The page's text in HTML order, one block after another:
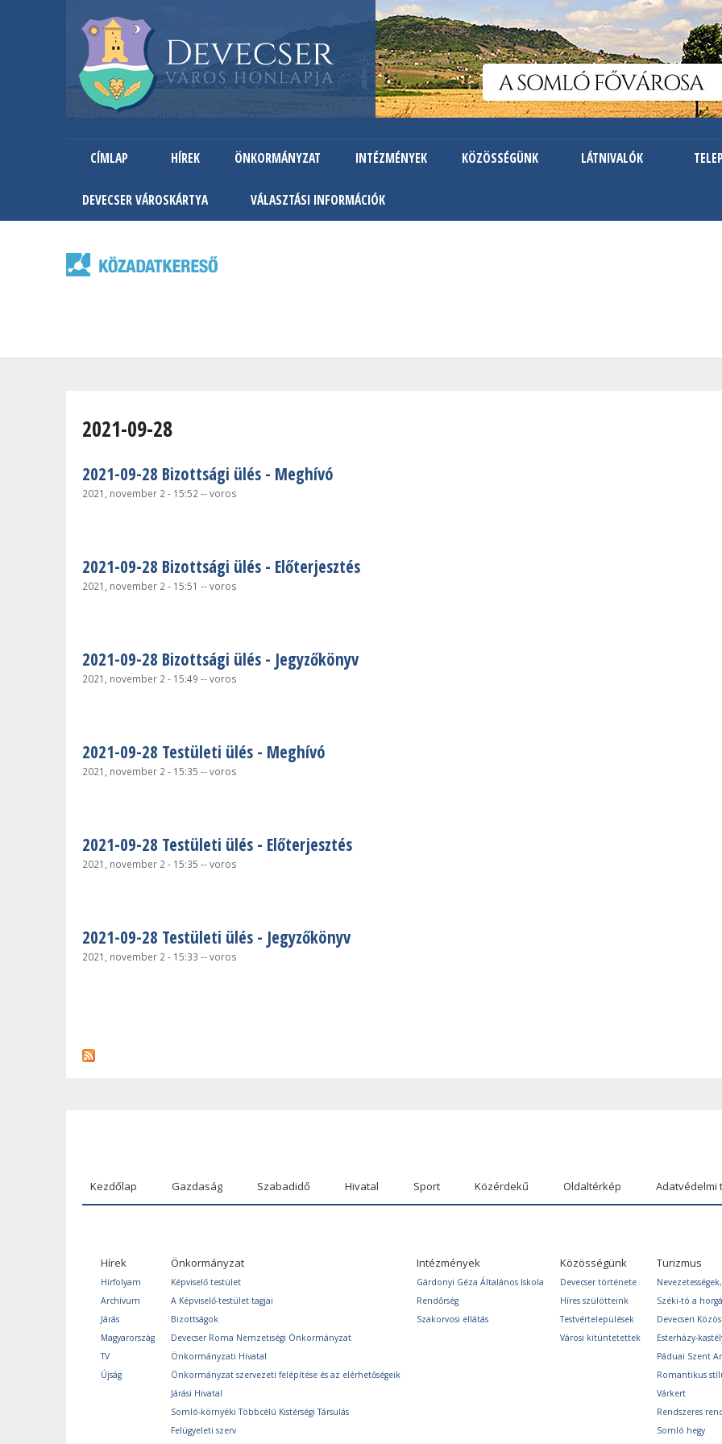
Ugrás
a
tartalomra
CÍMLAP HÍREK ÖNKORMÁNYZAT INTÉZMÉNYEK KÖZÖSSÉGÜNK LÁTNIVALÓK
DEVECSER VÁROSKÁRTYA VÁLASZTÁSI INFORMÁCIÓK
2021-09-28
2021-09-28 Bizottsági ülés - Meghívó
2021, november 2 - 15:52 --voros
2021-09-28 Bizottsági ülés - Előterjesztés
2021, november 2 - 15:51 --voros
2021-09-28 Bizottsági ülés - Jegyzőkönyv
2021, november 2 - 15:49 --voros
2021-09-28 Testületi ülés - Meghívó
2021, november 2 - 15:35 --voros
2021-09-28 Testületi ülés - Előterjesztés
2021, november 2 - 15:35 --voros
2021-09-28 Testületi ülés - Jegyzőkönyv
2021, november 2 - 15:33 --voros
Kezdőlap Gazdaság Szabadidő Hivatal Sport Közérdekű Oldaltérkép Adatvédelmi
Hírek
Hírfolyam
Archívum
Járás
Magyarország
TV
Újság
Önkormányzat
Képviselő testület
A Képviselő-testület tagjai
Bizottságok
Devecser Roma Nemzetiségi Önkormányzat
Önkormányzati Hivatal
Önkormányzat szervezeti felépítése és az elérhetőségeik
Járási Hivatal
Somló-környéki Többcélú Kistérségi Társulás
Felügyeleti szerv
Intézmények
Gárdonyi Géza Általános Iskola
Rendőrség
Szakorvosi ellátás
Közösségünk
Devecser története
Híres szülötteink
Testvértelepülések
Városi kitüntetettek
Turizmus
Széki-tó a
Devecseri
Esterházy-
Páduai Szent
Romantikus
Várkert
Rendszeres
Somló hegy